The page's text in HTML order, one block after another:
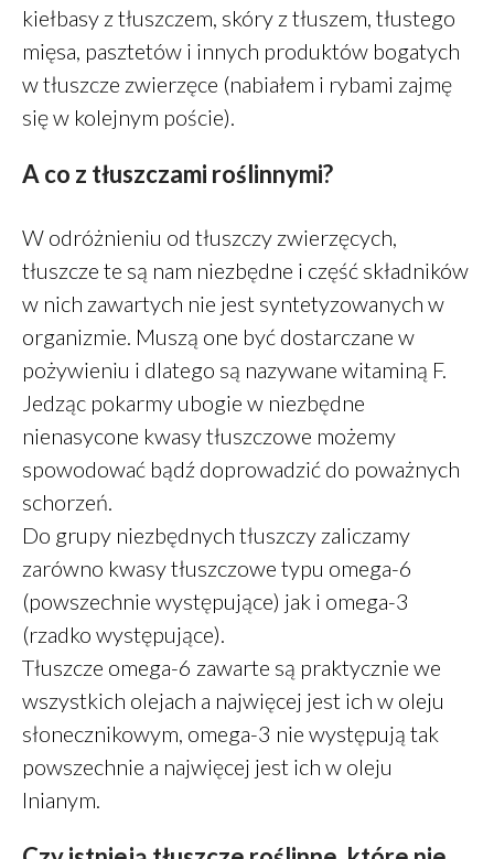
sierpień 2019
lipiec 2019
czerwiec 2019
luty 2019
październik 2018
wrzesień 2018
sierpień 2018
czerwiec 2018
maj 2018
marzec 2018
Przepisy
Zdrowie
Żywienie
Zaloguj się
Kanał wpisów
Kanał komentarzy
kiełbasy z tłuszczem, skóry z tłuszem, tłustego
mięsa, pasztetów i innych produktów bogatych
w tłuszcze zwierzęce (nabiałem i rybami zajmę
się w kolejnym poście).
A co z tłuszczami roślinnymi?
W odróżnieniu od tłuszczy zwierzęcych,
tłuszcze te są nam niezbędne i część składników
w nich zawartych nie jest syntetyzowanych w
organizmie. Muszą one być dostarczane w
pożywieniu i dlatego są nazywane witaminą F.
Jedząc pokarmy ubogie w niezbędne
nienasycone kwasy tłuszczowe możemy
spowodować bądź doprowadzić do poważnych
schorzeń.
Do grupy niezbędnych tłuszczy zaliczamy
zarówno kwasy tłuszczowe typu omega-6
(powszechnie występujące) jak i omega-3
(rzadko występujące).
Tłuszcze omega-6 zawarte są praktycznie we
wszystkich olejach a najwięcej jest ich w oleju
słonecznikowym, omega-3 nie występują tak
powszechnie a najwięcej jest ich w oleju
lnianym.